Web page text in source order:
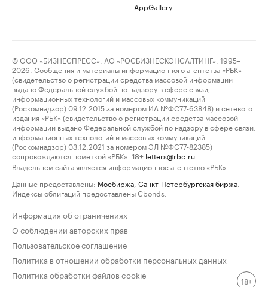
AppGallery
© ООО «БИЗНЕСПРЕСС», АО «РОСБИЗНЕСКОНСАЛТИНГ», 1995–
2026. Сообщения и материалы информационного агентства «РБК»
(свидетельство о регистрации средства массовой информации
выдано Федеральной службой по надзору в сфере связи,
информационных технологий и массовых коммуникаций
(Роскомнадзор) 09.12.2015 за номером ИА №ФС77-63848) и сетевого
издания «РБК» (свидетельство о регистрации средства массовой
информации выдано Федеральной службой по надзору в сфере связи,
информационных технологий и массовых коммуникаций
(Роскомнадзор) 03.12.2021 за номером ЭЛ №ФС77-82385)
сопровождаются пометкой «РБК».
18+ letters@rbc.ru
Владельцем сайта является информационное агентство «РБК».
Данные предоставлены: Мосбиржа Санкт-Петербургская биржа
Индексы облигаций предоставлены Cbonds.
Информация об ограничениях
О соблюдении авторских прав
Пользовательское соглашение
Политика в отношении обработки персональных данных
Политика обработки файлов cookie
18+